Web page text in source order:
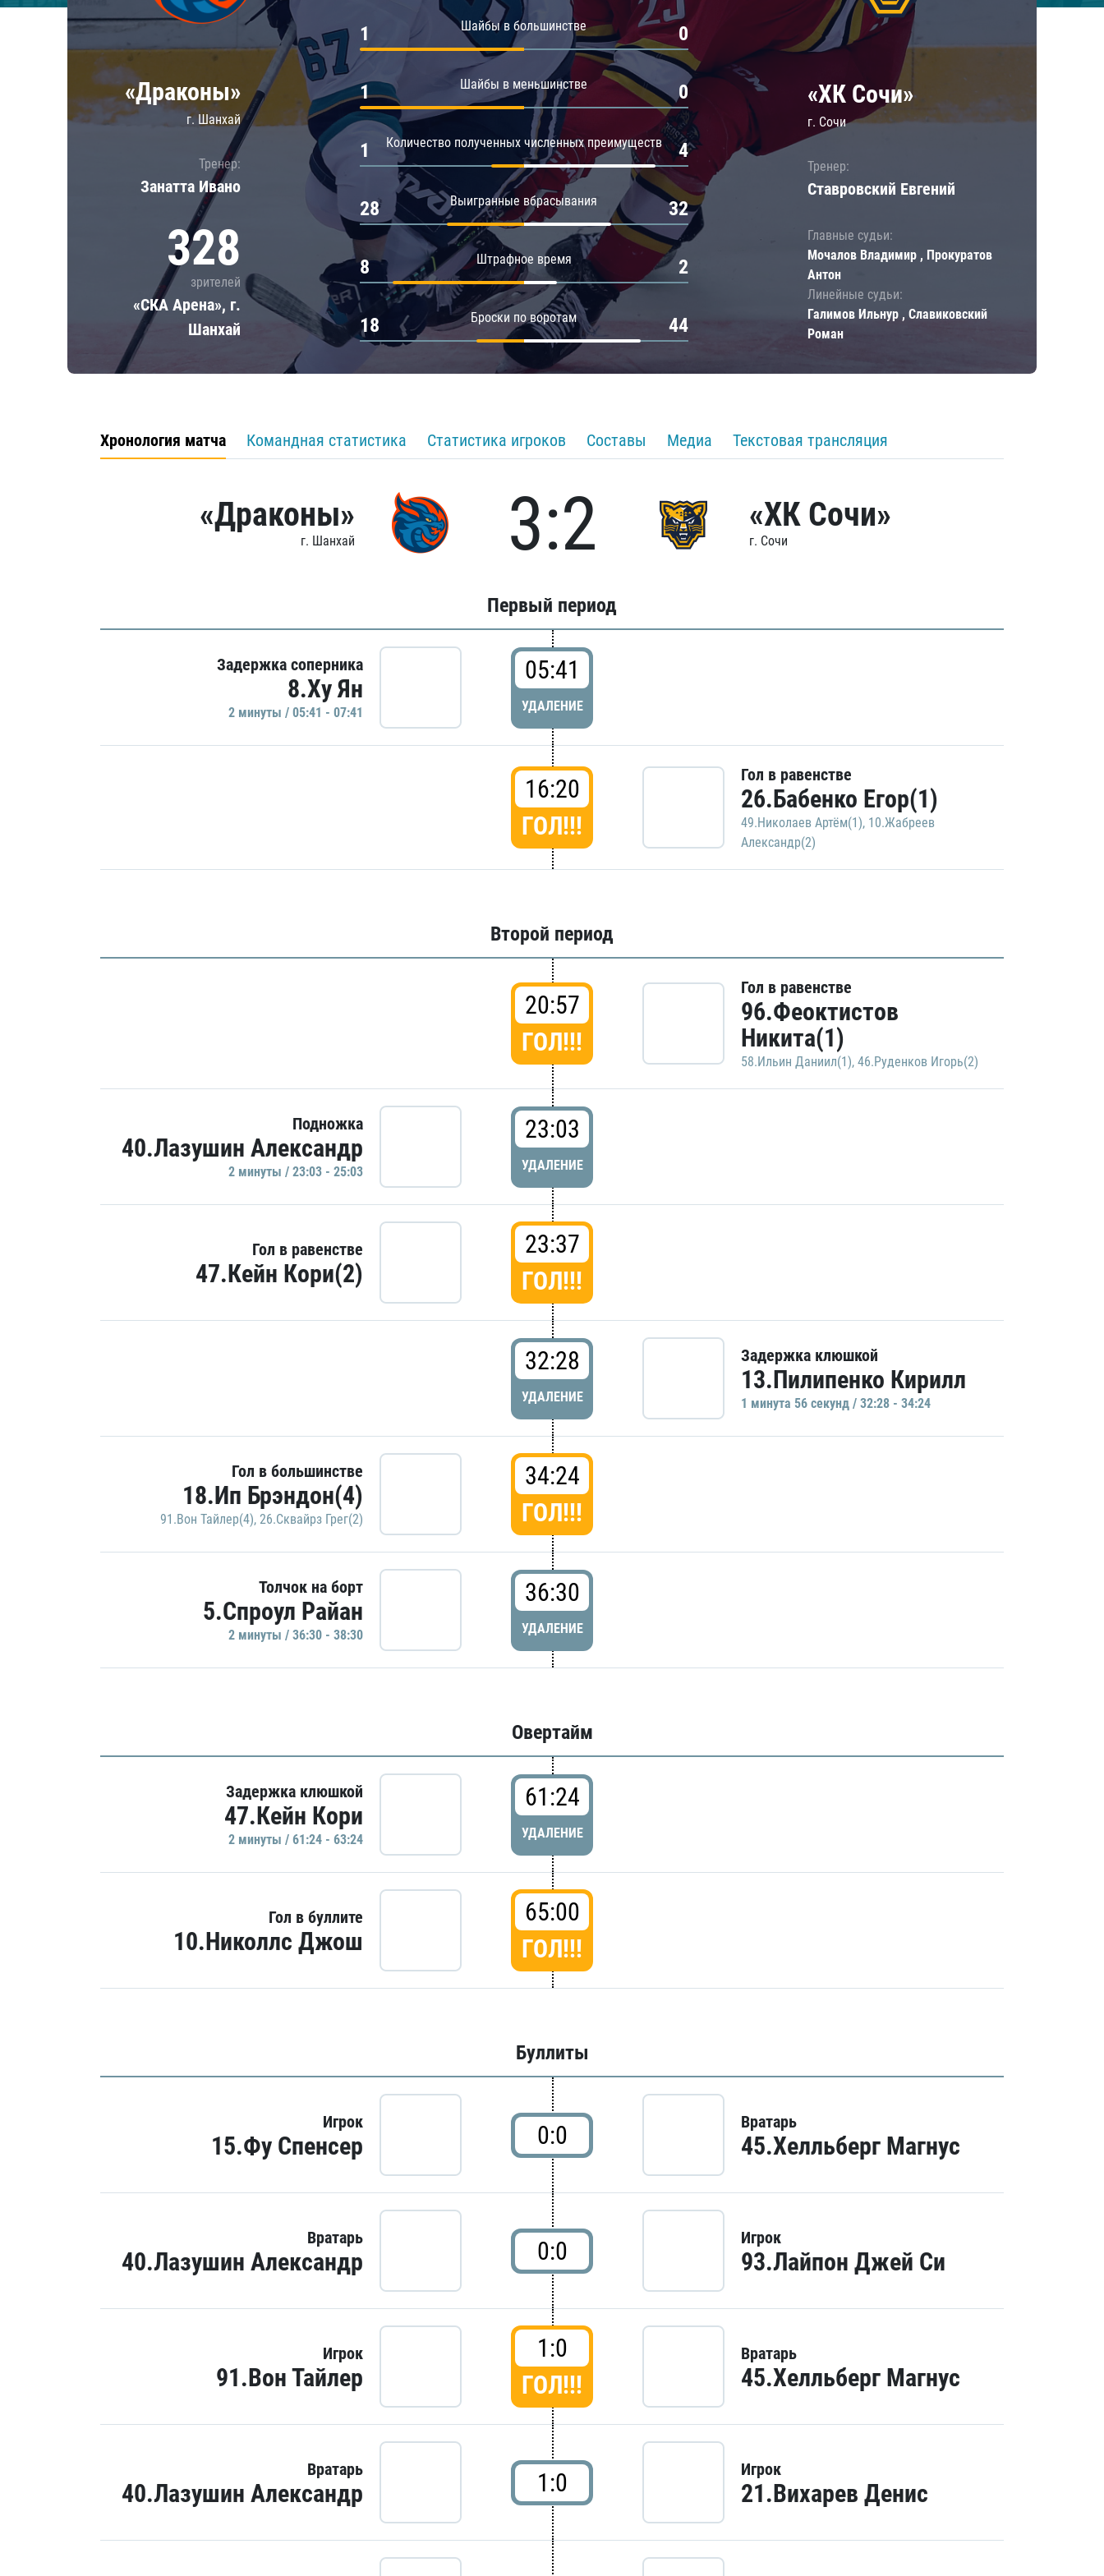
Локомотив
Шанхайские Драконы
Амур
Барыс
Салават Юлаев
«Драконы»
г. Шанхай
Тренер:
Занатта Иванo
328
зрителей
«СКА Арена», г.
Шанхай
Шайбы в большинстве
1 0
Шайбы в меньшинстве
1 0
Количество полученных численных преимуществ
1 4
Выигранные вбрасывания
28 32
Штрафное время
8 2
Броски по воротам
18 44
«ХК Сочи»
г. Сочи
Тренер:
Ставровский Евгений
Главные судьи:
Мочалов Владимир , Прокуратов
Антон
Линейные судьи:
Галимов Ильнур , Славиковский
Роман
Хронология матча Командная статистика Статистика игроков Составы Медиа Текстовая трансляция
«Драконы»
г. Шанхай 3:2 «ХК Сочи»
г. Сочи
Первый период
Задержка соперника
8.Ху Ян
2 минуты / 05:41 - 07:41
05:41
УДАЛЕНИЕ
16:20
ГОЛ!!!
Гол в равенстве
26.Бабенко Егор(1)
49.Николаев Артём(1), 10.Жабреев
Александр(2)
Второй период
20:57
ГОЛ!!!
Гол в равенстве
96.Феоктистов
Никита(1)
58.Ильин Даниил(1), 46.Руденков Игорь(2)
Подножка
40.Лазушин Александр
2 минуты / 23:03 - 25:03
23:03
УДАЛЕНИЕ
Гол в равенстве
47.Кейн Кори(2)
23:37
ГОЛ!!!
32:28
УДАЛЕНИЕ
Задержка клюшкой
13.Пилипенко Кирилл
1 минутa 56 секунд / 32:28 - 34:24
Гол в большинстве
18.Ип Брэндон(4)
91.Вон Тайлер(4), 26.Сквайрз Грег(2)
34:24
ГОЛ!!!
Толчок на борт
5.Спроул Райан
2 минуты / 36:30 - 38:30
36:30
УДАЛЕНИЕ
Овертайм
Задержка клюшкой
47.Кейн Кори
2 минуты / 61:24 - 63:24
61:24
УДАЛЕНИЕ
Гол в буллите
10.Николлс Джош
65:00
ГОЛ!!!
Буллиты
Игрок
15.Фу Спенсер 0:0 Вратарь
45.Хелльберг Магнус
Вратарь
40.Лазушин Александр 0:0 Игрок
93.Лайпон Джей Си
Игрок
91.Вон Тайлер
1:0
ГОЛ!!!
Вратарь
45.Хелльберг Магнус
Вратарь
40.Лазушин Александр 1:0 Игрок
21.Вихарев Денис